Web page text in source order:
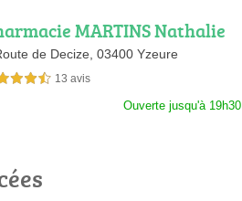
MARTINS Nathalie
de Decize,03400 Yzeure
sur 5 13 avis
Ouverte jusqu'à 19h30